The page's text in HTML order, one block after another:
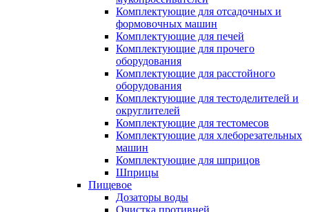
Комплектующие для отсадочных и
формовочных машин
Комплектующие для печей
Комплектующие для прочего
оборудования
Комплектующие для расстойного
оборудования
Комплектующие для тестоделителей и
округлителей
Комплектующие для тестомесов
Комплектующие для хлеборезательных
машин
Комплектующие для шприцов
Шприцы
Пищевое
Дозаторы воды
Очистка противней